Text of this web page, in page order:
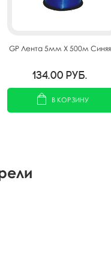
GP Лента 5мм X 500м Синяя
134.00 руб.
В КОРЗИНУ